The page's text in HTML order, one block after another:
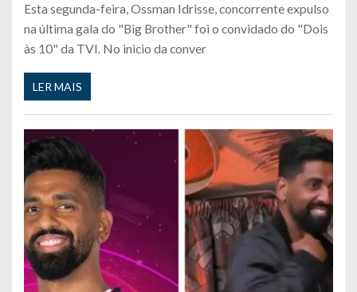
Esta segunda-feira, Ossman Idrisse, concorrente expulso
na última gala do "Big Brother" foi o convidado do "Dois
às 10" da TVI. No inicio da conver
LER MAIS